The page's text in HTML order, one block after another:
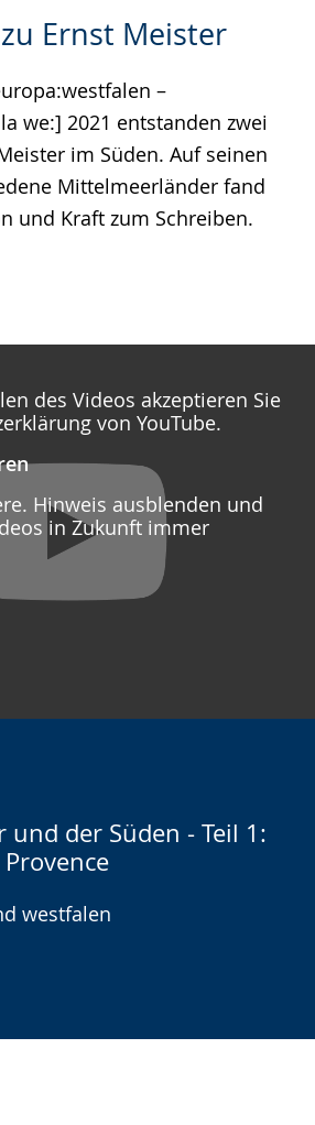
Ernst Meister
–
we:] 2021 entstanden zwei
im Süden. Auf seinen
Mittelmeerländer fand
und Kraft zum Schreiben.
des Videos akzeptieren Sie
von YouTube.
Hinweis ausblenden und
in Zukunft immer
und der Süden - Teil 1:
westfalen